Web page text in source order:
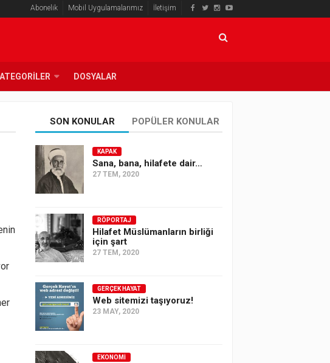
Abonelik Mobil Uygulamalarımız İletişim
DOSYALAR
SON KONULAR POPÜLER KONULAR
KAPAK
Sana, bana, hilafete dair…
27 TEM, 2020
RÖPORTAJ
Hilafet Müslümanların birliği
için şart
27 TEM, 2020
GERÇEK HAYAT
Web sitemizi taşıyoruz!
23 MAY, 2020
EKONOMI